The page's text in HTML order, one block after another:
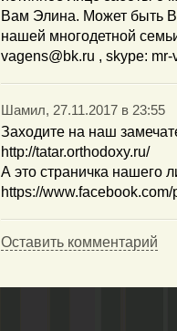
Вам Элина. Может быть
нашей многодетной
vagens@bk.ru , skype: mr-
Шамил, 27.11.2017 в 23:55
Заходите на наш
http://tatar.orthodoxy.ru/
А это страничка нашего
https://
Оставить комментарий